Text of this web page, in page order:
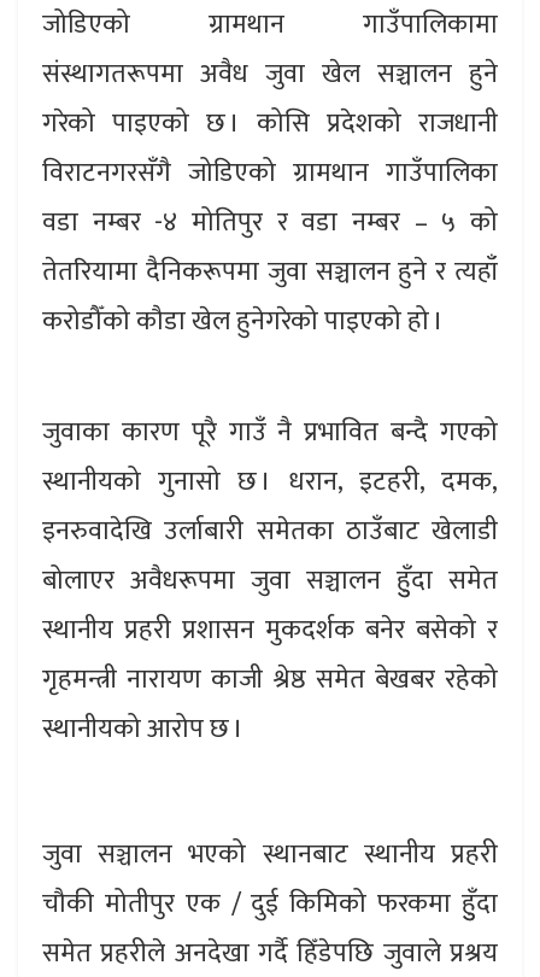
जोडिएको ग्रामथान गाउँपालिकामा
संस्थागतरूपमा अवैध जुवा खेल सञ्चालन हुने
गरेको पाइएको छ । कोसि प्रदेशको राजधानी
विराटनगरसँगै जोडिएको ग्रामथान गाउँपालिका
वडा नम्बर -४ मोतिपुर र वडा नम्बर – ५ को
तेतरियामा दैनिकरूपमा जुवा सञ्चालन हुने र त्यहाँ
करोडौँको कौडा खेल हुनेगरेको पाइएको हो ।
जुवाका कारण पूरै गाउँ नै प्रभावित बन्दै गएको
स्थानीयको गुनासो छ । धरान, इटहरी, दमक,
इनरुवादेखि उर्लाबारी समेतका ठाउँबाट खेलाडी
बोलाएर अवैधरूपमा जुवा सञ्चालन हुुँदा समेत
स्थानीय प्रहरी प्रशासन मुकदर्शक बनेर बसेको र
गृहमन्त्री नारायण काजी श्रेष्ठ समेत बेखबर रहेको
स्थानीयको आरोप छ ।
जुवा सञ्चालन भएको स्थानबाट स्थानीय प्रहरी
चौकी मोतीपुर एक / दुई किमिको फरकमा हुुँदा
समेत प्रहरीले अनदेखा गर्दै हिँडेपछि जुवाले प्रश्रय